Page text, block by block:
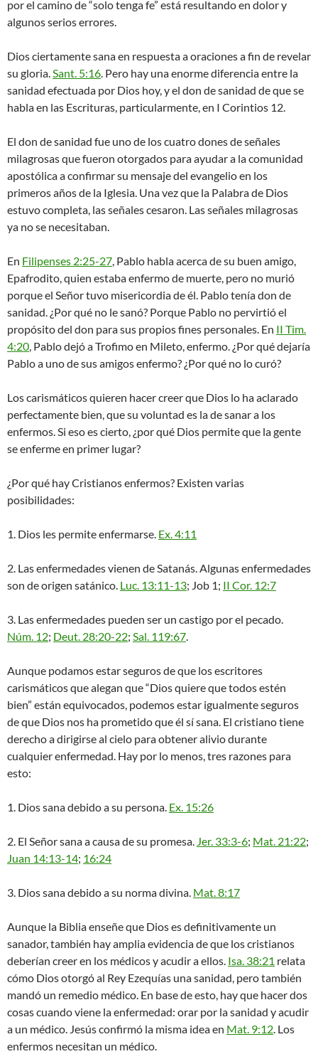
por el camino de “solo tenga fe” está resultando en dolor y
algunos serios errores.
Dios ciertamente sana en respuesta a oraciones a fin de revelar
su gloria.Sant. 5:16. Pero hay una enorme diferencia entre la
sanidad efectuada por Dios hoy, y el don de sanidad de que se
habla en las Escrituras, particularmente, en I Corintios 12.
El don de sanidad fue uno de los cuatro dones de señales
milagrosas que fueron otorgados para ayudar a la comunidad
apostólica a confirmar su mensaje del evangelio en los
primeros años de la Iglesia. Una vez que la Palabra de Dios
estuvo completa, las señales cesaron. Las señales milagrosas
ya no se necesitaban.
En Filipenses 2:25-27, Pablo habla acerca de su buen amigo,
Epafrodito, quien estaba enfermo de muerte, pero no murió
porque el Señor tuvo misericordia de él. Pablo tenía don de
sanidad. ¿Por qué no le sanó? Porque Pablo no pervirtió el
propósito del don para sus propios fines personales. En II Tim.
4:20, Pablo dejó a Trofimo en Mileto, enfermo. ¿Por qué dejaría
Pablo a uno de sus amigos enfermo? ¿Por qué no lo curó?
Los carismáticos quieren hacer creer que Dios lo ha aclarado
perfectamente bien, que su voluntad es la de sanar a los
enfermos. Si eso es cierto, ¿por qué Dios permite que la gente
se enferme en primer lugar?
¿Por qué hay Cristianos enfermos? Existen varias
posibilidades:
1. Dios les permite enfermarse. Ex. 4:11
2. Las enfermedades vienen de Satanás. Algunas enfermedades
son de origen satánico. Luc. 13:11-13; Job 1; II Cor. 12:7
3. Las enfermedades pueden ser un castigo por el pecado.
Núm. 12; Deut. 28:20-22; Sal. 119:67.
Aunque podamos estar seguros de que los escritores
carismáticos que alegan que “Dios quiere que todos estén
bien” están equivocados, podemos estar igualmente seguros
de que Dios nos ha prometido que él sí sana. El cristiano tiene
derecho a dirigirse al cielo para obtener alivio durante
cualquier enfermedad. Hay por lo menos, tres razones para
esto:
1. Dios sana debido a su persona. Ex. 15:26
2. El Señor sana a causa de su promesa. Jer. 33:3-6; Mat. 21:22;
Juan 14:13-14; 16:24
3. Dios sana debido a su norma divina. Mat. 8:17
Aunque la Biblia enseñe que Dios es definitivamente un
sanador, también hay amplia evidencia de que los cristianos
deberían creer en los médicos y acudir a ellos. Isa. 38:21 relata
cómo Dios otorgó al Rey Ezequías una sanidad, pero también
mandó un remedio médico. En base de esto, hay que hacer dos
cosas cuando viene la enfermedad: orar por la sanidad y acudir
a un médico. Jesús confirmó la misma idea en Mat. 9:12. Los
enfermos necesitan un médico.